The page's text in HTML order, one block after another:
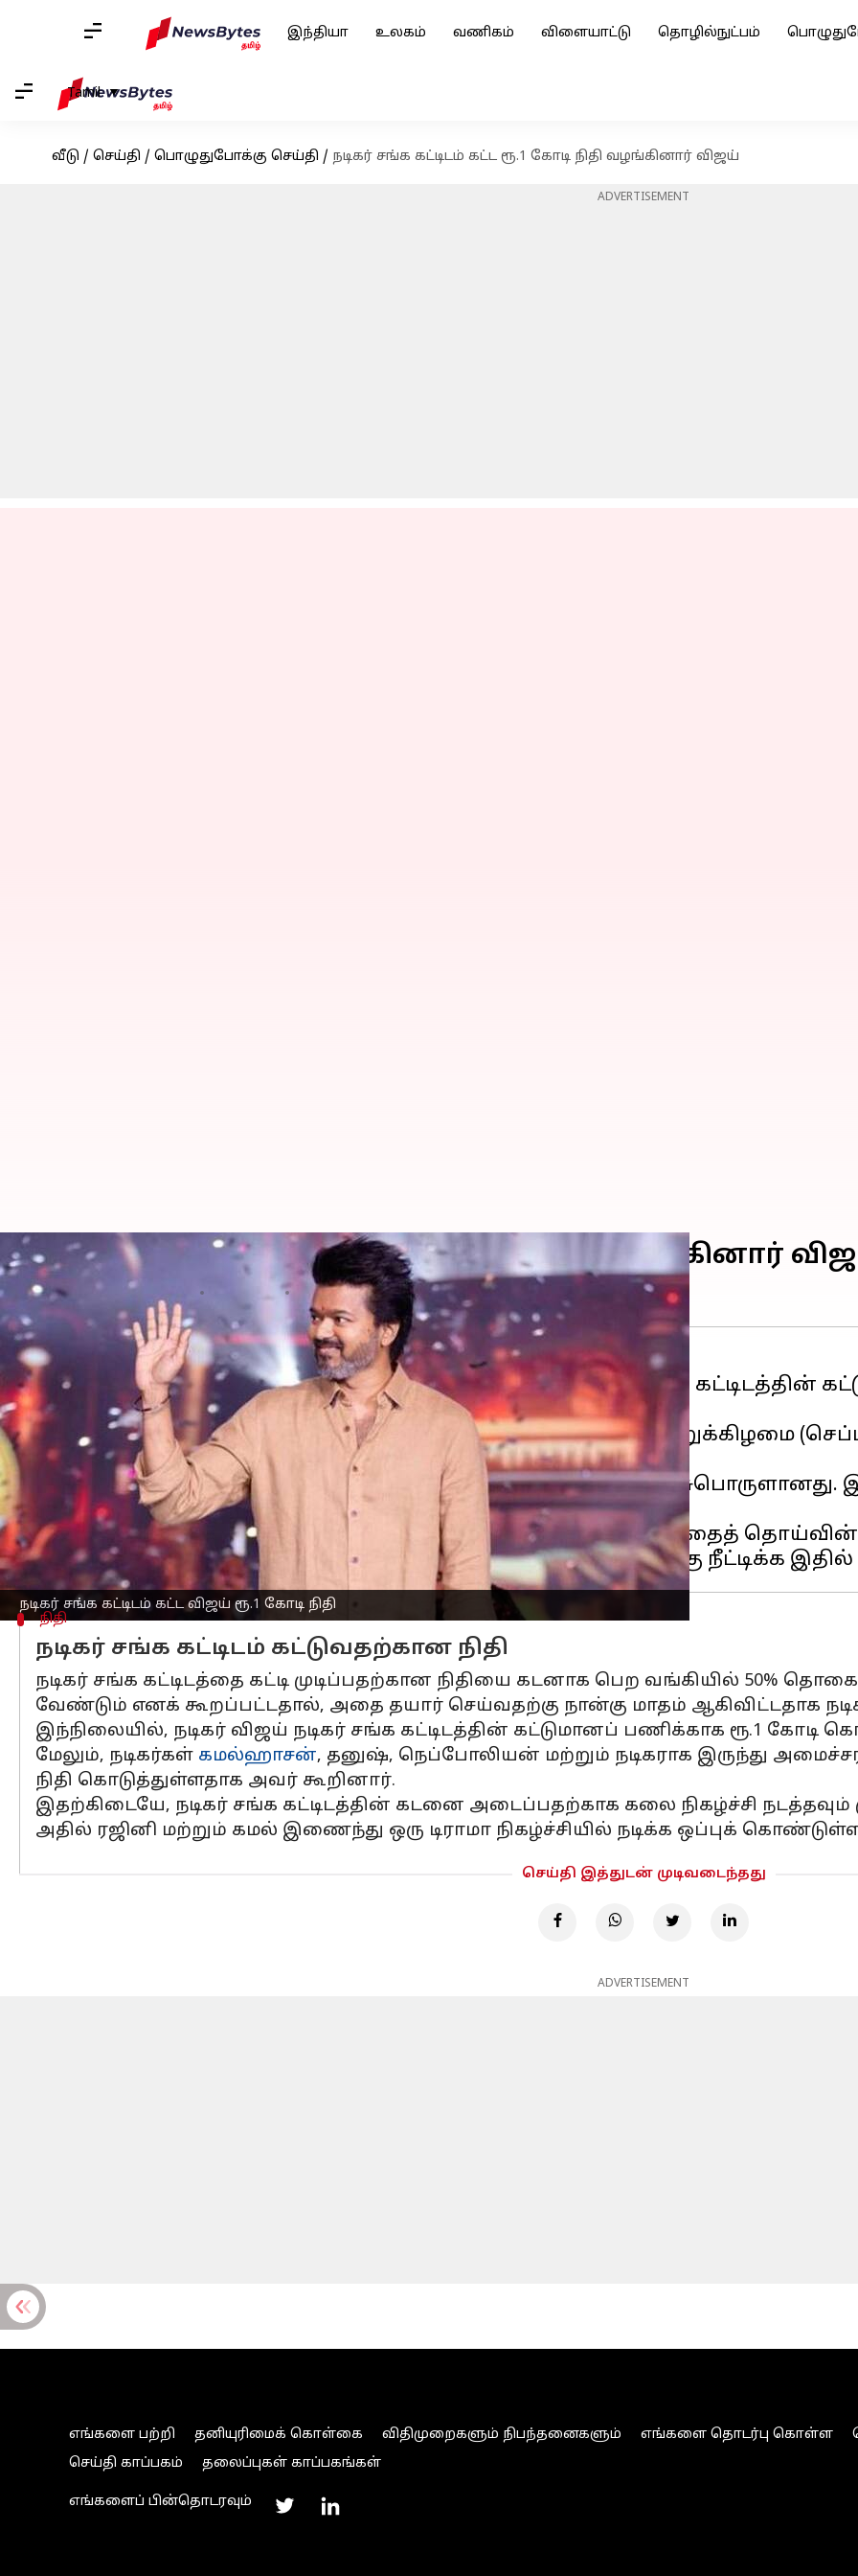
இந்தியா உலகம் வணிகம் விளையாட்டு தொழில்நுட்பம்
Tamil
வீடு / செய்தி / பொழுதுபோக்கு செய்தி / நடிகர் சங்க கட்டிடம் கட்ட ரூ.1 கோடி நிதி வழங்கினார் விஜய்
ADVERTISEMENT
நடிகர் சங்க கட்டிடம் கட்ட விஜய் ரூ.1 கோடி நிதி
நடிகர் சங்க கட்டிடம் கட்ட ரூ.1 கோடி நிதி வழங்கினார்
எழுதியவர் 07:44 pm
செய்தி முன்னோட்டம்
நடிகர் சங்ககூட்டத்திற்குப் பிறகு பேசிய நடிகர் கார்த்தி, நடிகர் சங்க கட்டிடத்தின்
கோடி கொடுத்ததாக தெரிவித்தார்.
சென்னை தேனாம்பேட்டையில் உள்ள காமராஜர் அரங்கில் ஞாயிற்றுக்கிழமை
நடைபெற்றது.
இந்த கூட்டத்தில் பங்கேற்க நடிகர் விஷால் சைக்கிளில் வந்தது
பல்வேறு விஷயங்கள் குறித்து தீர்மானங்கள் இயற்றப்பட்டன.
நடிகர் சங்கத்தின் கட்டுமானப் பணிகள் நடந்து வரும் நிலையில், அதைத்
நிதி
நடிகர் சங்க கட்டிடம் கட்டுவதற்கான நிதி
நடிகர் சங்க கட்டிடத்தை கட்டி முடிப்பதற்கான நிதியை கடனாக பெற வங்கியில் 50%
வேண்டும் எனக் கூறப்பட்டதால், அதை தயார் செய்வதற்கு நான்கு மாதம் ஆகிவிட்டதாக
இந்நிலையில், நடிகர் விஜய் நடிகர் சங்க கட்டிடத்தின் கட்டுமானப் பணிக்காக ரூ.1 கோடி
மேலும், நடிகர்கள் கமல்ஹாசன், தனுஷ், நெப்போலியன் மற்றும் நடிகராக இருந்து
நிதி கொடுத்துள்ளதாக அவர் கூறினார்.
இதற்கிடையே, நடிகர் சங்க கட்டிடத்தின் கடனை அடைப்பதற்காக கலை நிகழ்ச்சி நடத்தவும்
அதில் ரஜினி மற்றும் கமல் இணைந்து ஒரு டிராமா நிகழ்ச்சியில் நடிக்க ஒப்புக்
செய்தி இத்துடன் முடிவடைந்தது
ADVERTISEMENT
எங்களை பற்றி தனியுரிமைக் கொள்கை விதிமுறைகளும் நிபந்தனைகளும் எங்களை தொடர்பு கொள்ள
செய்தி காப்பகம்
தலைப்புகள் காப்பகங்கள்
எங்களைப் பின்தொடரவும்